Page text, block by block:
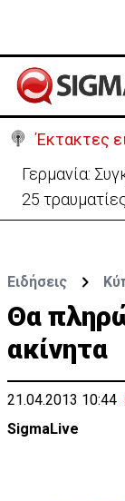
Έκτακτες
Γερμανία:
25
Ειδήσεις
Θα
ακίνητα
21.04.2013 10:44
SigmaLive